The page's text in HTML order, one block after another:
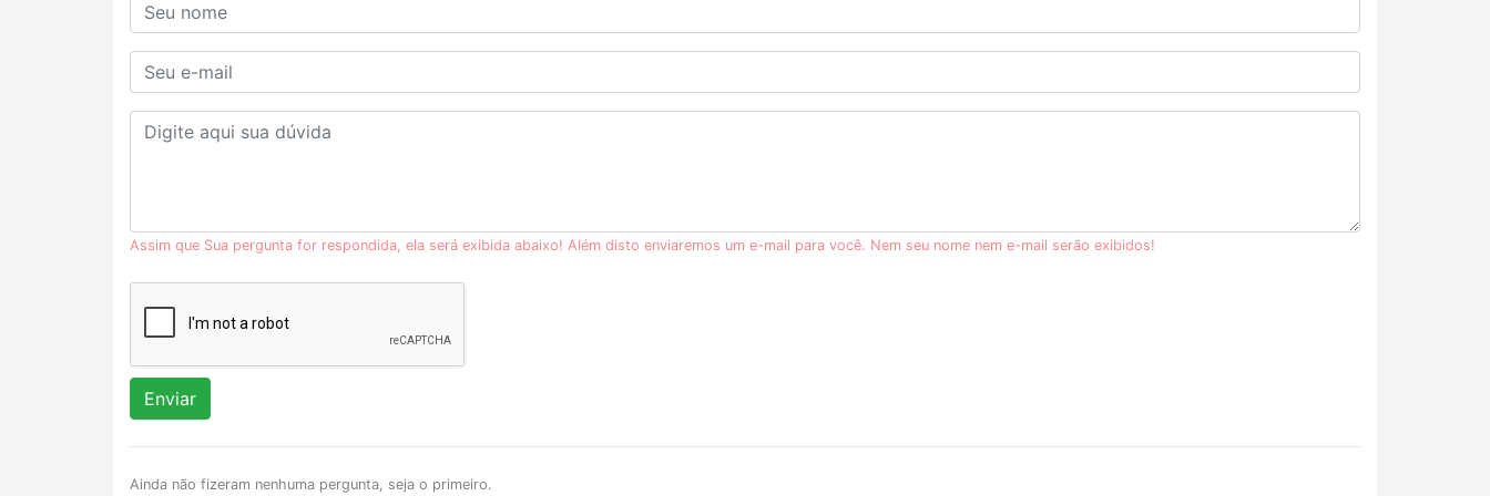
Assim que Sua pergunta for respondida, ela será exibida abaixo! Além disto enviaremos um e-mail para você. Nem seu nome nem e-mail serão exibidos!
Enviar
Ainda não fizeram nenhuma pergunta, seja o primeiro.